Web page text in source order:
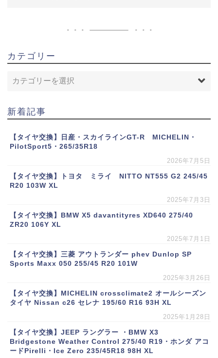
カテゴリー
新着記事
【タイヤ交換】日産・スカイラインGT-R MICHELIN・
PilotSport5・265/35R18
2026年7月5日
【タイヤ交換】トヨタ ミライ NITTO NT555 G2 245/45
R20 103W XL
2025年7月3日
【タイヤ交換】BMW X5 davantityres XD640 275/40
ZR20 106Y XL
2025年7月1日
【タイヤ交換】三菱 アウトランダー phev Dunlop SP
Sports Maxx 050 255/45 R20 101W
2025年3月26日
【タイヤ交換】MICHELIN crossclimate2 オールシーズン
タイヤ Nissan c26 セレナ 195/60 R16 93H XL
2025年1月28日
【タイヤ交換】JEEP ラングラー ・BMW X3
Bridgestone Weather Control 275/40 R19・ホンダ アコ
ードPirelli・Ice Zero 235/45R18 98H XL